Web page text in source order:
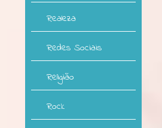
Realeza
Redes Sociais
Religião
Rock